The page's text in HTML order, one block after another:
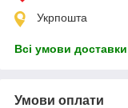
Укрпошта
Всі умови доставки
Умови оплати